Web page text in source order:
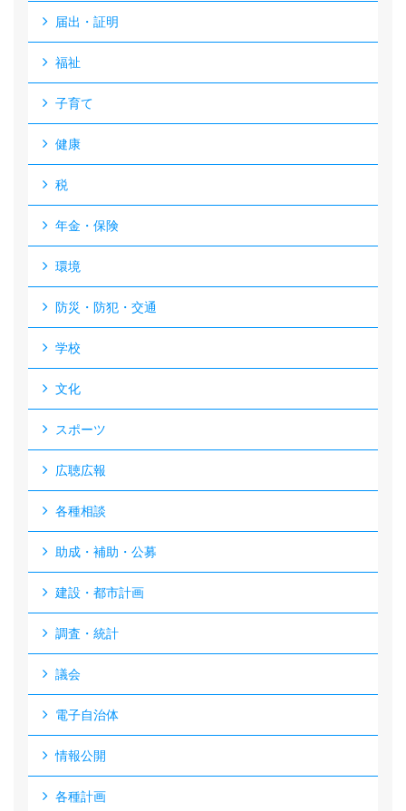
届出・証明
福祉
子育て
健康
税
年金・保険
環境
防災・防犯・交通
学校
文化
スポーツ
広聴広報
各種相談
助成・補助・公募
建設・都市計画
調査・統計
議会
電子自治体
情報公開
各種計画